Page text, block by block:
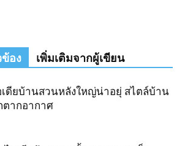
อง เพิ่มเติมจากผู้เขียน
เดียบ้านสวนหลังใหญ่น่าอยุ่ สไตล์บ้าน
ตากอากาศ